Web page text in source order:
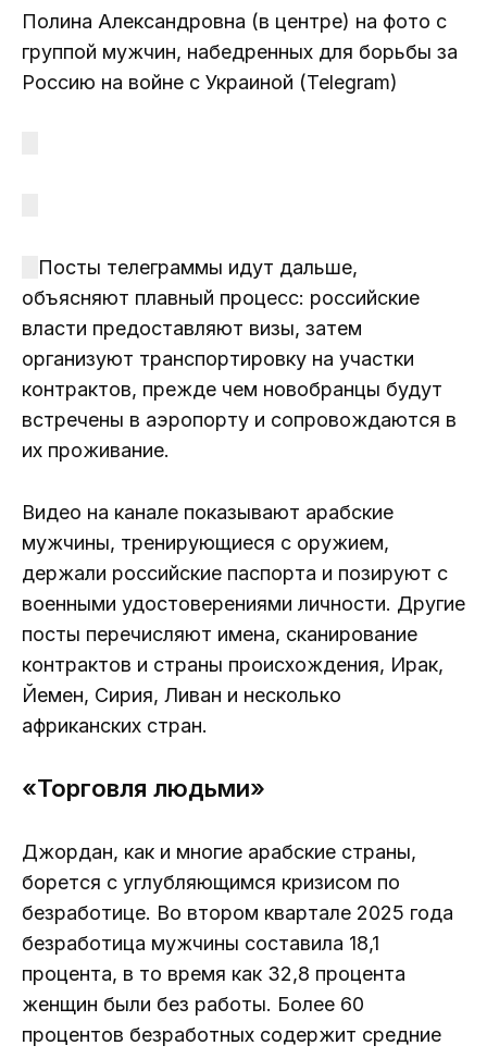
Полина Александровна (в центре) на фото с
группой мужчин, набедренных для борьбы за
Россию на войне с Украиной (Telegram)
Посты телеграммы идут дальше,
объясняют плавный процесс: российские
власти предоставляют визы, затем
организуют транспортировку на участки
контрактов, прежде чем новобранцы будут
встречены в аэропорту и сопровождаются в
их проживание.
Видео на канале показывают арабские
мужчины, тренирующиеся с оружием,
держали российские паспорта и позируют с
военными удостоверениями личности. Другие
посты перечисляют имена, сканирование
контрактов и страны происхождения, Ирак,
Йемен, Сирия, Ливан и несколько
африканских стран.
«Торговля людьми»
Джордан, как и многие арабские страны,
борется с углубляющимся кризисом по
безработице. Во втором квартале 2025 года
безработица мужчины составила 18,1
процента, в то время как 32,8 процента
женщин были без работы. Более 60
процентов безработных содержит средние